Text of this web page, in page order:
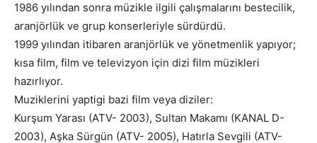
1986 yılından sonra müzikle ilgili çalışmalarını bestecilik,
aranjörlük ve grup konserleriyle sürdürdü.
1999 yılından itibaren aranjörlük ve yönetmenlik yapıyor;
kısa film, film ve televizyon için dizi film müzikleri
hazırlıyor.
Muziklerini yaptigi bazi film veya diziler:
Kurşum Yarası (ATV- 2003), Sultan Makamı (KANAL D-
2003), Aşka Sürgün (ATV- 2005), Hatırla Sevgili (ATV-